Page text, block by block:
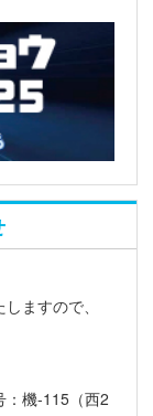
ますので、
機-115（西2